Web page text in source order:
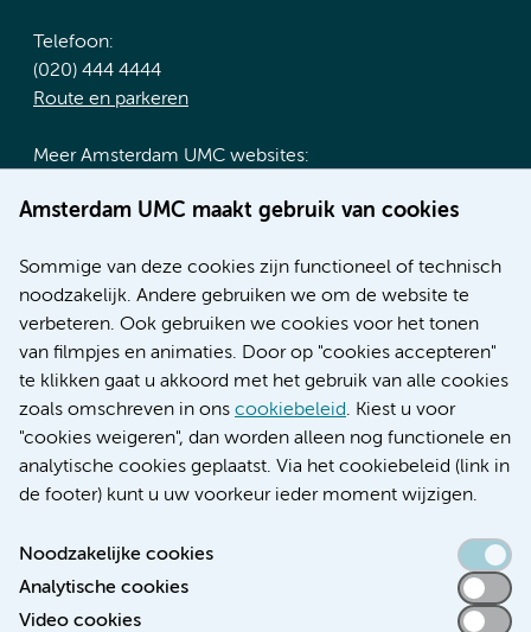
Amsterdam UMC maakt gebruik van cookies
Sommige van deze cookies zijn functioneel of technisch
noodzakelijk. Andere gebruiken we om de website te
verbeteren. Ook gebruiken we cookies voor het tonen
van filmpjes en animaties. Door op "cookies accepteren"
te klikken gaat u akkoord met het gebruik van alle cookies
zoals omschreven in ons cookiebeleid. Kiest u voor
"cookies weigeren", dan worden alleen nog functionele en
analytische cookies geplaatst. Via het cookiebeleid (link in
de footer) kunt u uw voorkeur ieder moment wijzigen.
Noodzakelijke cookies
Analytische cookies
Video cookies
Telefoon:
(020) 444 4444
Route en parkeren
Meer Amsterdam UMC websites:
Werken bij Amsterdam UMC
Nieuws
Research
Educatie locatie AMC
Educatie locatie VUmc
Verwijzen & diagnostiek
Toegankelijkheidsverklaring